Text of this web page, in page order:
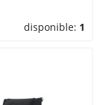
disponible: 1